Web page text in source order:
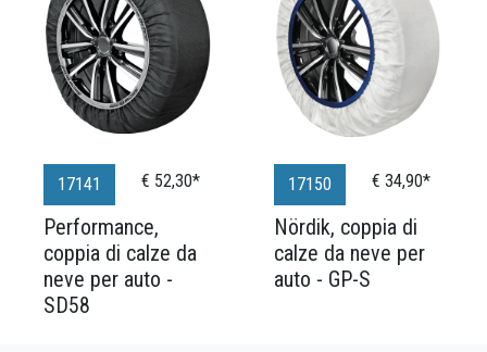
17141 € 52,30*
Performance,
coppia di calze da
neve per auto -
SD58
17150 € 34,90*
Nördik, coppia di
calze da neve per
auto - GP-S